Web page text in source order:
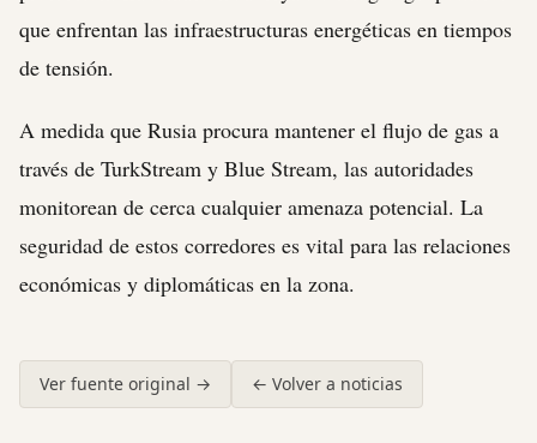
que enfrentan las infraestructuras energéticas en tiempos
de tensión.
A medida que Rusia procura mantener el flujo de gas a
través de TurkStream y Blue Stream, las autoridades
monitorean de cerca cualquier amenaza potencial. La
seguridad de estos corredores es vital para las relaciones
económicas y diplomáticas en la zona.
Ver fuente original → ← Volver a noticias